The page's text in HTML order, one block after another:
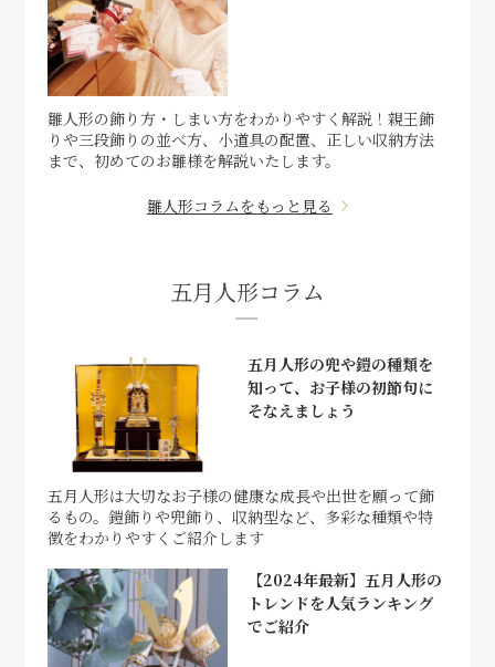
雛人形の飾り方・しまい方をわかりやすく解説！親王飾
りや三段飾りの並べ方、小道具の配置、正しい収納方法
まで、初めてのお雛様を解説いたします。
雛人形コラムをもっと見る
五月人形コラム
五月人形の兜や鎧の種類を
知って、お子様の初節句に
そなえましょう
五月人形は大切なお子様の健康な成長や出世を願って飾
るもの。鎧飾りや兜飾り、収納型など、多彩な種類や特
徴をわかりやすくご紹介します
【2024年最新】五月人形の
トレンドを人気ランキング
でご紹介